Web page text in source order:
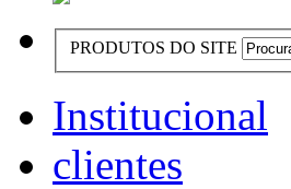
PRODUTOS DO SITE
Institucional
clientes